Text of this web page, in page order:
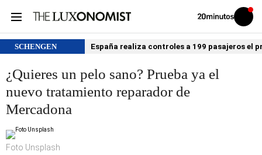
Volver
Iniciar
sesión
SCHENGEN España realiza controles a 199 pasajeros el
¿Quieres un pelo sano? Prueba ya el
nuevo tratamiento reparador de
Mercadona
Foto Unsplash